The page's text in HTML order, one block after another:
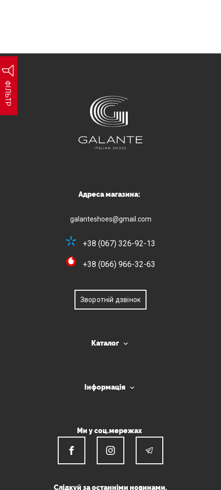
ФІЛЬТР
Адреса магазина:
galanteshoes@gmail.com
+38 (067) 326-92-13
+38 (066) 966-32-63
Зворотній дзвінок
Каталог
Інформація
Ми у соц.мережах
Слідкуй за останніми новинами.